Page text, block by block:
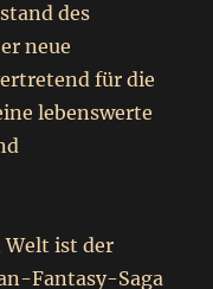
des
neue
für die
lebenswerte
Welt ist der
Fantasy-Saga